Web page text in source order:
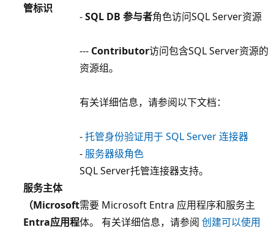
管标识
-SQL DB 参与者角色访问SQL Server资源
--- Contributor访问包含SQL Server资源的
资源组。
有关详细信息，请参阅以下文档：
-托管身份验证用于 SQL Server 连接器
- 服务器级角色
服务主体
（Microsoft
Entra应用程
SQL Server托管连接器支持。
需要 Microsoft Entra 应用程序和服务主
体。 有关详细信息，请参阅 创建可以使用